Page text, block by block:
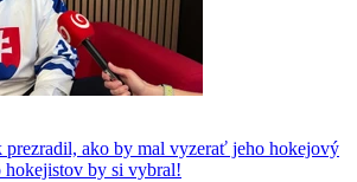
ako by mal vyzerať jeho hokejový
hokejistov by si vybral!